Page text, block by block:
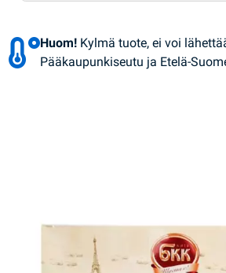
Huom! Kylmä tuote, ei voi
Pääkaupunkiseutu ja Etelä-